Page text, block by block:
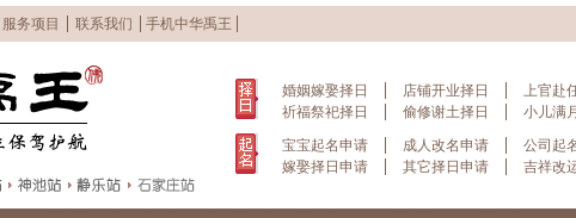
服务项目 联系我们 手机中华禹王
婚姻嫁娶择日 店铺开业择日 上官赴
祈福祭祀择日
偷修谢土择日 小儿满
宝宝起名申请
成人改名申请 公司起
嫁娶择日申请
其它择日申请 吉祥改